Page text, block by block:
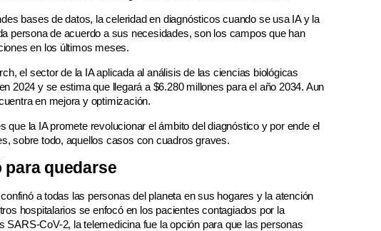
bases de datos, la celeridad en diagnósticos cuando se usa IA y la
persona de acuerdo a sus necesidades, son los campos que han
en los últimos meses.
el sector de la IA aplicada al análisis de las ciencias biológicas
2024 y se estima que llegará a $6.280 millones para el año 2034. Aun
en mejora y optimización.
que la IA promete revolucionar el ámbito del diagnóstico y por ende el
sobre todo, aquellos casos con cuadros graves.
para quedarse
a todas las personas del planeta en sus hogares y la atención
hospitalarios se enfocó en los pacientes contagiados por la
SARS-CoV-2, la telemedicina fue la opción para que las personas